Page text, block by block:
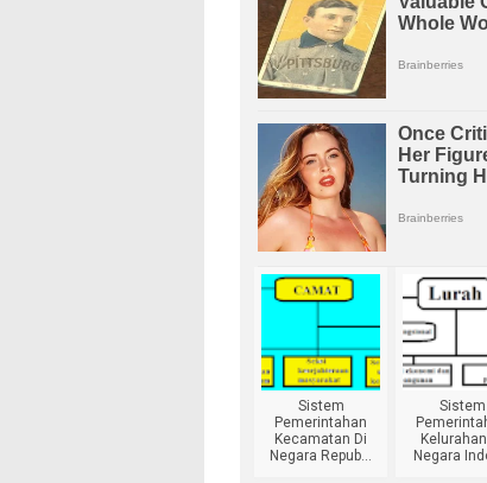
Sistem
Pemerintahan
Kecamatan Di
Negara Repub...
Sistem
Negara